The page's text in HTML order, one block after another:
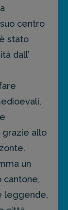
centro
stato
dall’
grazie allo
un
cantone,
leggende.